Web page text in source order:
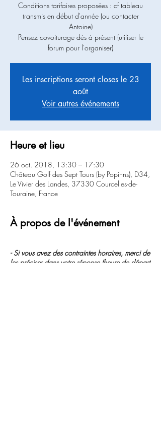
Conditions tarifaires proposées : cf tableau
transmis en début d'année (ou contacter
Antoine)
Pensez covoiturage dès à présent (utiliser le
forum pour l'organiser)
Les inscriptions seront closes le 23
août
Voir autres événements
Heure et lieu
26 oct. 2018, 13:30 – 17:30
Château Golf des Sept Tours (by Popinns), D34,
Le Vivier des Landes, 37330 Courcelles-de-
Touraine, France
À propos de l'événement
- Si vous avez des contraintes horaires, merci de
les préciser dans votre réponse (heure de départ